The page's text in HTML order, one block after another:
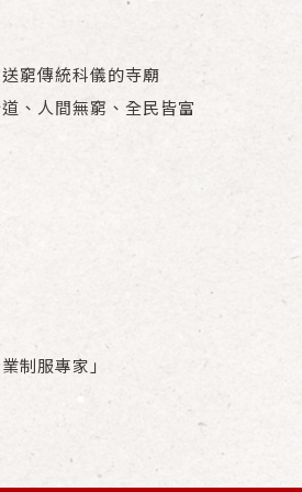
窮傳統科儀的寺廟
、人間無窮、全民皆富
制服專家」